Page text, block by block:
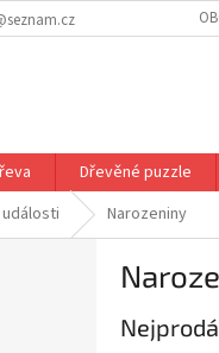
Dřevěné puzzle
Narozeniny